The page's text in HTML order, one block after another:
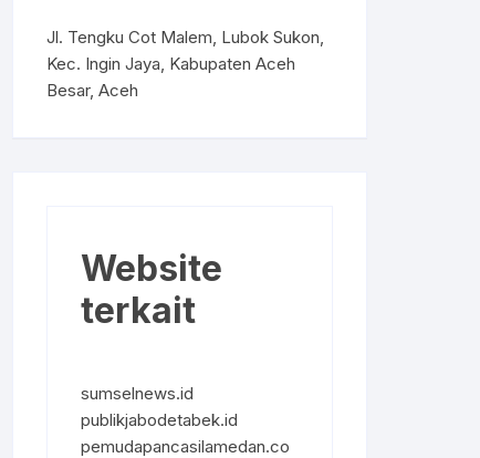
Jl. Tengku Cot Malem, Lubok Sukon,
Kec. Ingin Jaya, Kabupaten Aceh
Besar, Aceh
Website
terkait
sumselnews.id
publikjabodetabek.id
pemudapancasilamedan.co